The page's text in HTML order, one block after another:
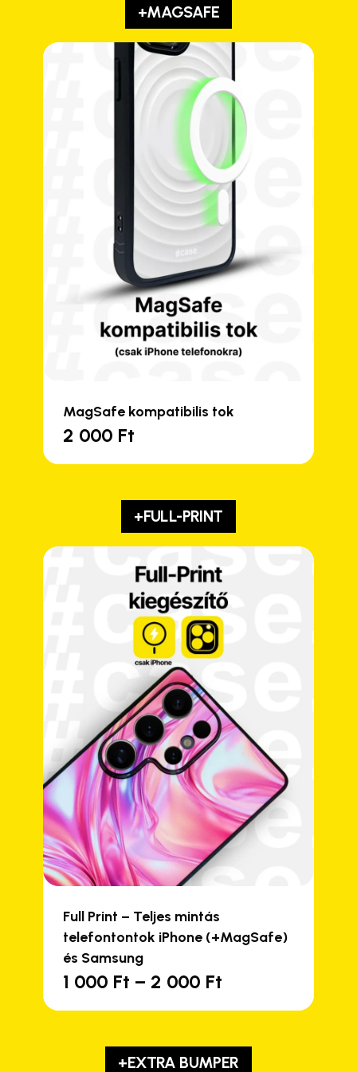
+MAGSAFE
MagSafe kompatibilis tok
2 000 Ft
+FULL-PRINT
Full Print – Teljes mintás
telefontontok iPhone (+MagSafe)
és Samsung
1 000 Ft – 2 000 FtÁrtartomány:
000 Ft
2
Ennek
variációja
+EXTRA BUMPER